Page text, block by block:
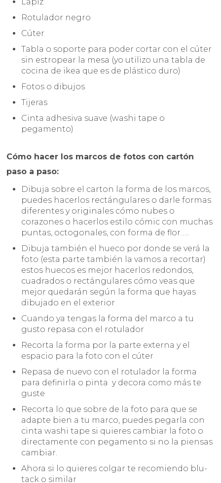
Rotulador negro
Cúter
Tabla o soporte para poder cortar con el cúter
sin estropear la mesa (yo utilizo una tabla de
cocina de ikea que es de plástico duro)
Fotos o dibujos
Tijeras
Cinta adhesiva suave (washi tape o
pegamento)
Cómo hacer los marcos de fotos con cartón
paso a paso:
Dibuja sobre el carton la forma de los marcos,
puedes hacerlos rectángulares o darle formas
diferentes y originales cómo nubes o
corazones o hacerlos estilo cómic con muchas
puntas, octogonales, con forma de flor…..
Dibuja también el hueco por donde se verá la
foto (esta parte también la vamos a recortar)
estos huecos es mejor hacerlos redondos,
cuadrados o rectángulares cómo veas que
mejor quedarán según la forma que hayas
dibujado en el exterior
Cuando ya tengas la forma del marco a tu
gusto repasa con el rotulador
Recorta la forma por la parte externa y el
espacio para la foto con el cúter
Repasa de nuevo con el rotulador la forma
para definirla o pinta y decora como más te
guste
Recorta lo que sobre de la foto para que se
adapte bien a tu marco, puedes pegarla con
cinta washi tape si quieres cambiar la foto o
directamente con pegamento si no la piensas
cambiar.
Ahora si lo quieres colgar te recomiendo blu-
tack o similar